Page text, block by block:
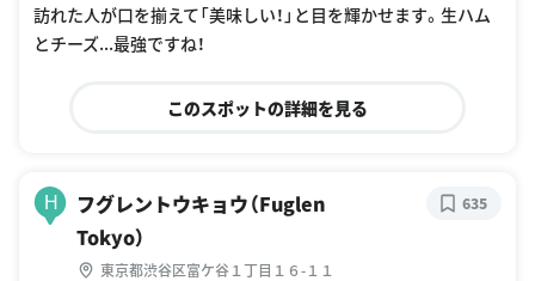
訪れた人が口を揃えて「美味しい！」と目を輝かせます。生ハム
とチーズ...最強ですね！
このスポットの詳細を見る
H
フグレントウキョウ（Fuglen
Tokyo）
東京都渋谷区富ケ谷１丁目１６-１１
635